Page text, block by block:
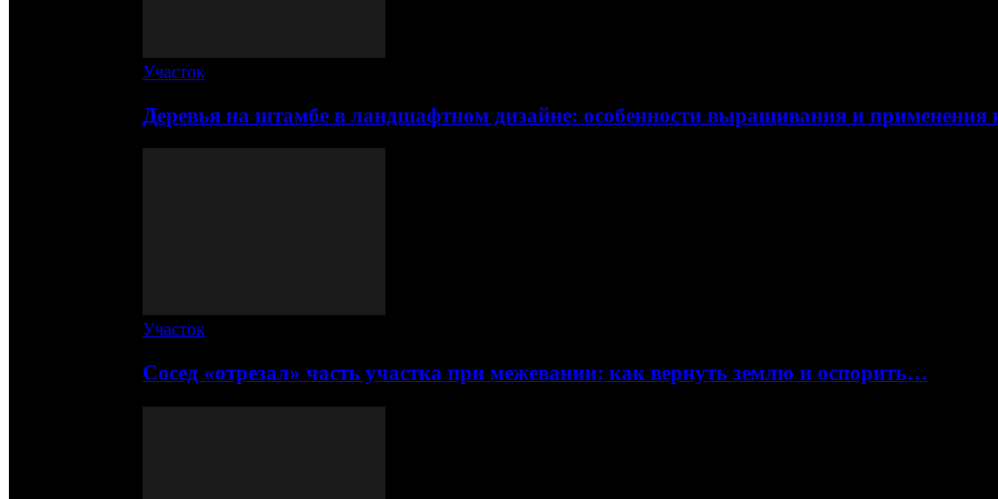
Участок
Деревья на штамбе в ландшафтном дизайне: особенности выращивания и
Участок
Сосед «отрезал» часть участка при межевании: как вернуть землю и оспорить…